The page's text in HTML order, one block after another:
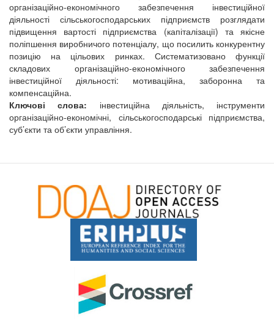
організаційно-економічного забезпечення інвестиційної
діяльності сільськогосподарських підприємств розглядати
підвищення вартості підприємства (капіталізації) та якісне
поліпшення виробничого потенціалу, що посилить конкурентну
позицію на цільових ринках. Систематизовано функції
складових організаційно-економічного забезпечення
інвестиційної діяльності: мотиваційна, заборонна та
компенсаційна.
Ключові слова: інвестиційна діяльність, інструменти
організаційно-економічні, сільськогосподарські підприємства,
суб’єкти та об’єкти управління.